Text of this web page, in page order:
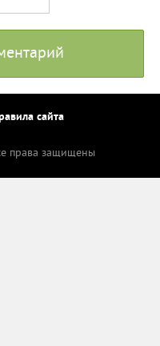
сайта
права защищены